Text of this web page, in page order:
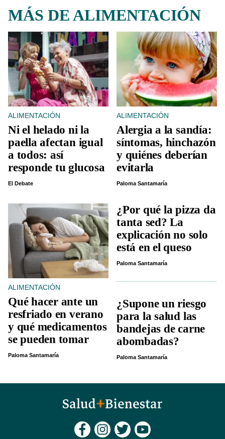
MÁS DE ALIMENTACIÓN
ALIMENTACIÓN
Ni el helado ni la
paella afectan igual
a todos: así
responde tu glucosa
El Debate
ALIMENTACIÓN
Alergia a la sandía:
síntomas, hinchazón
y quiénes deberían
evitarla
Paloma Santamaría
ALIMENTACIÓN
Qué hacer ante un
resfriado en verano
y qué medicamentos
se pueden tomar
Paloma Santamaría
¿Por qué la pizza da
tanta sed? La
explicación no solo
está en el queso
Paloma Santamaría
¿Supone un riesgo
para la salud las
bandejas de carne
abombadas?
Paloma Santamaría